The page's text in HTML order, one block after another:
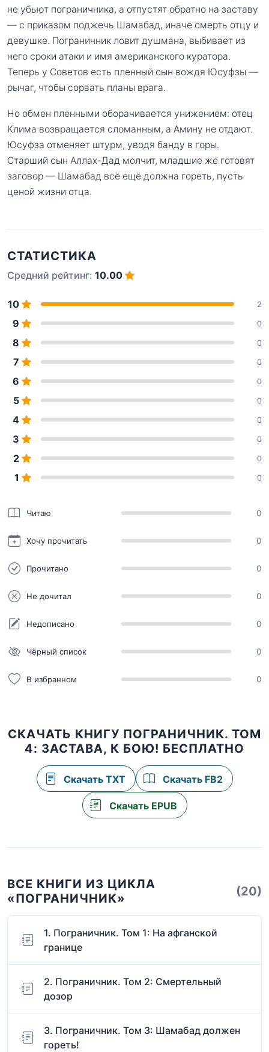
не убьют пограничника, а отпустят обратно на заставу
— с приказом поджечь Шамабад, иначе смерть отцу и
девушке. Пограничник ловит душмана, выбивает из
него сроки атаки и имя американского куратора.
Теперь у Советов есть пленный сын вождя Юсуфзы —
рычаг, чтобы сорвать планы врага.
Но обмен пленными оборачивается унижением: отец
Клима возвращается сломанным, а Амину не отдают.
Юсуфза отменяет штурм, уводя банду в горы.
Старший сын Аллах-Дад молчит, младшие же готовят
заговор — Шамабад всё ещё должна гореть, пусть
ценой жизни отца.
СТАТИСТИКА
Средний рейтинг: 10.00
10 2
9 0
8 0
7 0
6 0
5 0
4 0
3 0
2 0
1 0
Читаю 0
Хочу прочитать 0
Прочитано 0
Не дочитал 0
Недописано 0
Чёрный список 0
В избранном 0
СКАЧАТЬ КНИГУ ПОГРАНИЧНИК. ТОМ
4: ЗАСТАВА, К БОЮ! БЕСПЛАТНО
Скачать TXT Скачать FB2
Скачать EPUB
ВСЕ КНИГИ ИЗ ЦИКЛА
«ПОГРАНИЧНИК»
(20)
1. Пограничник. Том 1: На афганской
границе
2. Пограничник. Том 2: Смертельный
дозор
3. Пограничник. Том 3: Шамабад должен
гореть!